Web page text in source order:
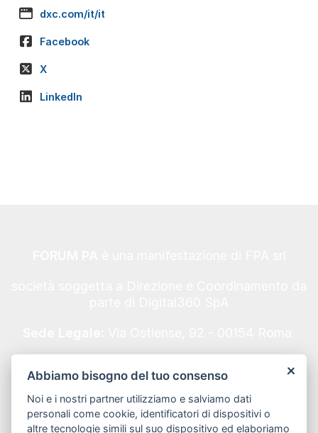
dxc.com/it/it
Facebook
X
LinkedIn
Codice Fiscale/Partita IVA n. 10693191008 - REA
Roma n. 1249791.
Informativa Privacy
Abbiamo bisogno del tuo consenso
Noi e i nostri partner utilizziamo e salviamo dati
personali come cookie, identificatori di dispositivi o
altre tecnologie simili sul suo dispositivo ed elaboriamo